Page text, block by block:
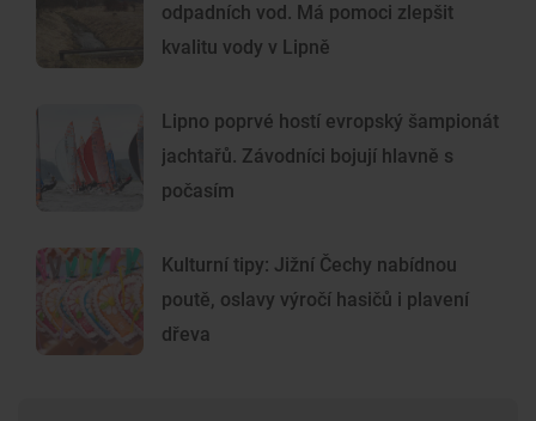
odpadních vod. Má pomoci zlepšit
kvalitu vody v Lipně
Lipno poprvé hostí evropský šampionát
jachtařů. Závodníci bojují hlavně s
počasím
Kulturní tipy: Jižní Čechy nabídnou
poutě, oslavy výročí hasičů i plavení
dřeva